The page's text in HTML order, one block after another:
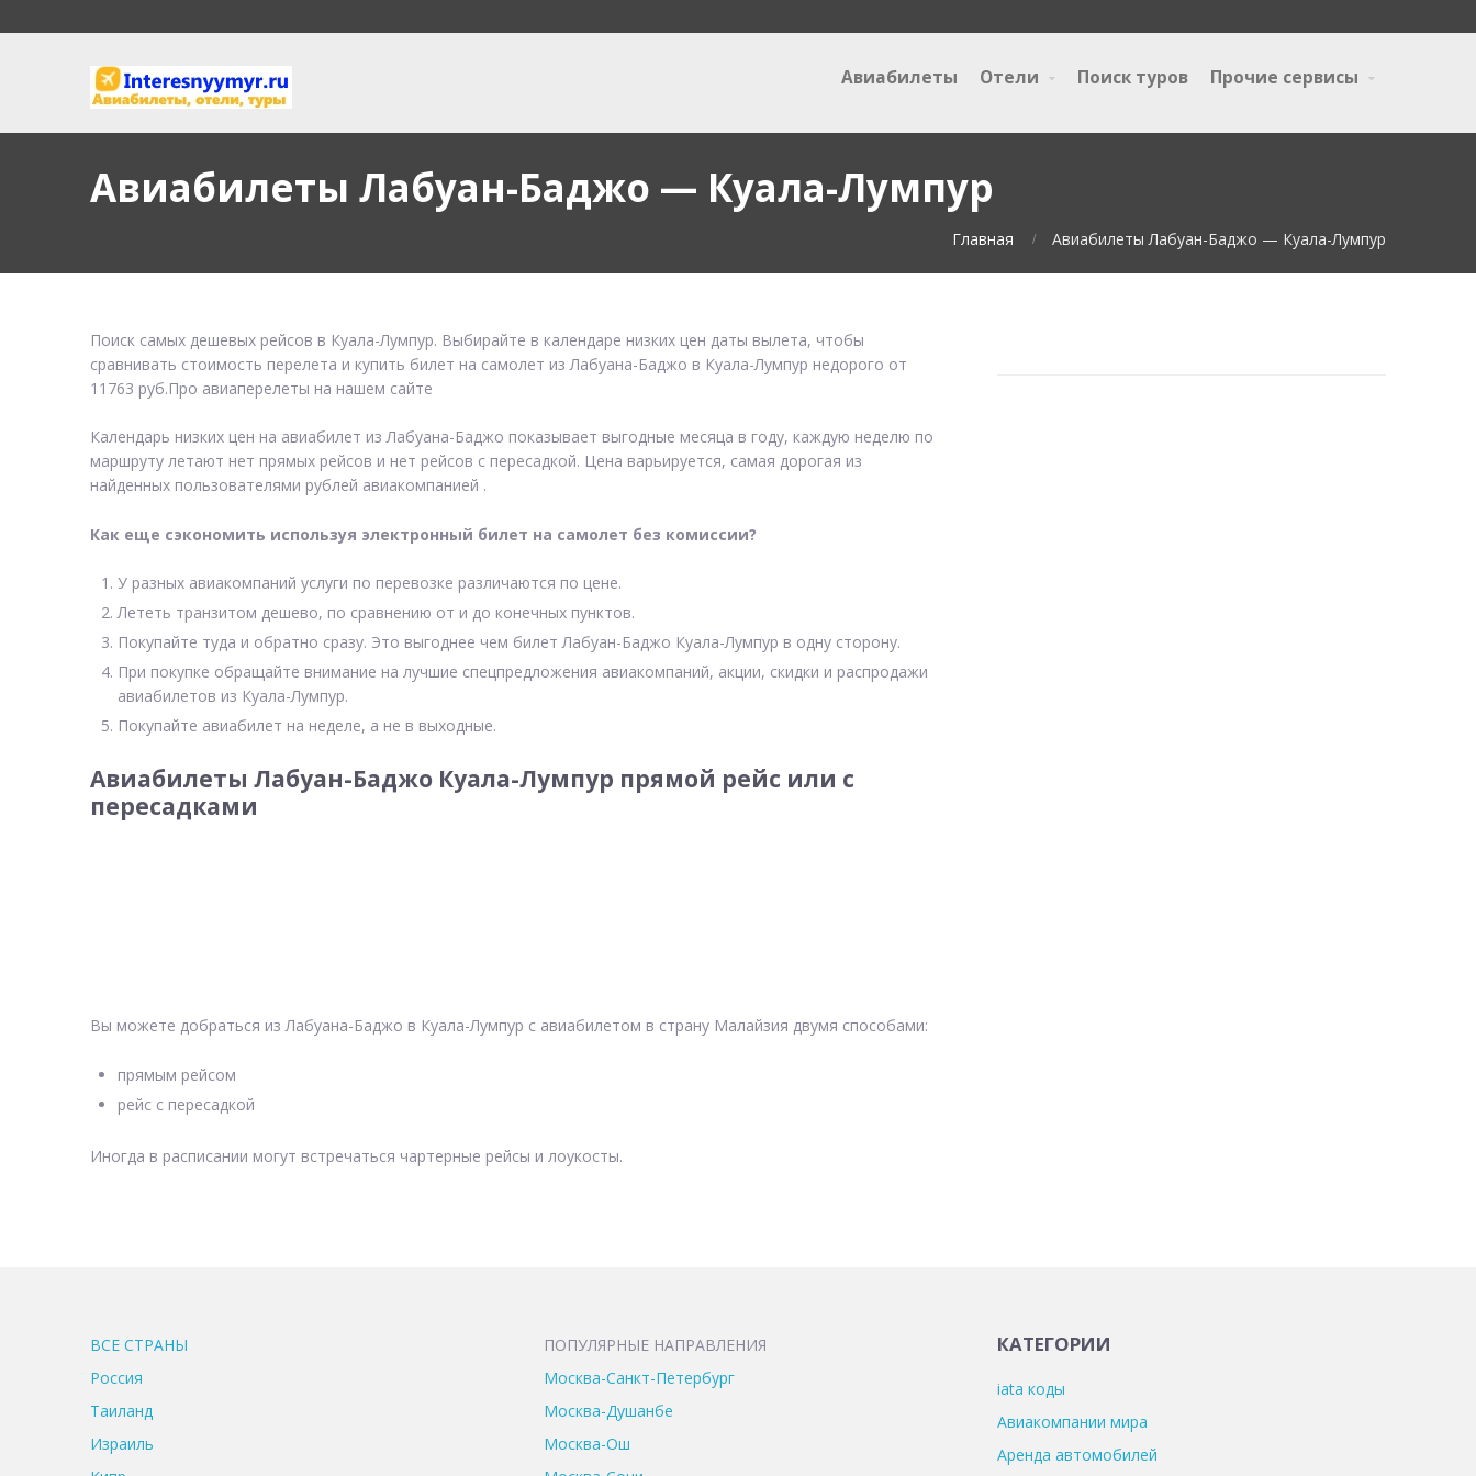
Авиабилеты Отели Поиск туров Прочие сервисы
Авиабилеты Лабуан-Баджо — Куала-Лумпур
Главная Авиабилеты Лабуан-Баджо — Куала-Лумпур
Поиск самых дешевых рейсов в Куала-Лумпур. Выбирайте в календаре низких цен даты вылета, чтобы
сравнивать стоимость перелета и купить билет на самолет из Лабуана-Баджо в Куала-Лумпур недорого от
11763 руб.Про авиаперелеты на нашем сайте
Календарь низких цен на авиабилет из Лабуана-Баджо показывает выгодные месяца в году, каждую неделю по
маршруту летают нет прямых рейсов и нет рейсов с пересадкой. Цена варьируется, самая дорогая из
найденных пользователями рублей авиакомпанией .
Как еще сэкономить используя электронный билет на самолет без комиссии?
У разных авиакомпаний услуги по перевозке различаются по цене.
Лететь транзитом дешево, по сравнению от и до конечных пунктов.
Покупайте туда и обратно сразу. Это выгоднее чем билет Лабуан-Баджо Куала-Лумпур в одну сторону.
При покупке обращайте внимание на лучшие спецпредложения авиакомпаний, акции, скидки и распродажи
авиабилетов из Куала-Лумпур.
Покупайте авиабилет на неделе, а не в выходные.
Авиабилеты Лабуан-Баджо Куала-Лумпур прямой рейс или с
пересадками
Вы можете добраться из Лабуана-Баджо в Куала-Лумпур с авиабилетом в страну Малайзия двумя способами:
прямым рейсом
рейс с пересадкой
Иногда в расписании могут встречаться чартерные рейсы и лоукосты.
ВСЕ CТРАНЫ
Россия
Таиланд
Израиль
ПОПУЛЯРНЫЕ НАПРАВЛЕНИЯ
Москва-Санкт-Петербург
Москва-Душанбе
Москва-Ош
КАТЕГОРИИ
iata коды
Авиакомпании мира
Аренда автомобилей